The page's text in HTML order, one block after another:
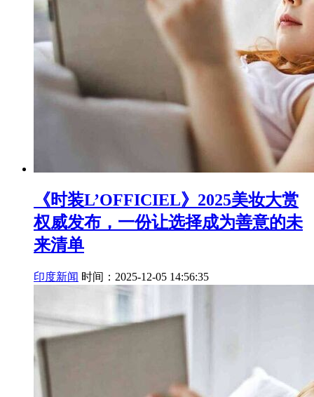
《时装L’OFFICIEL》2025美妆大赏
权威发布，一份让选择成为善意的未
来清单
印度新闻 时间：2025-12-05 14:56:35